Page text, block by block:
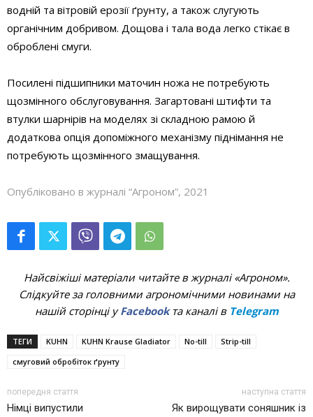
водній та вітровій ерозії ґрунту, а також слугують
органічним добривом. Дощова і тала вода легко стікає в
оброблені смуги.
Посилені підшипники маточин ножа не потребують
щозмінного обслуговування. Загартовані штифти та
втулки шарнірів на моделях зі складною рамою й
додаткова опція допоміжного механізму піднімання не
потребують щозмінного змащування.
Опубліковано в журналі “Агроном”, 2021
Найсвіжіші матеріали читайте в журналі «Агроном».
Слідкуйте за головними агрономічними новинами на
нашій сторінці уFacebookта каналі в Telegram
ТЕГИ KUHN KUHN Krause Gladiator No-till
Strip-till
смуговий обробіток ґрунту
попередня стаття
Німці випустили
наступна стаття
Як вирощувати соняшник із